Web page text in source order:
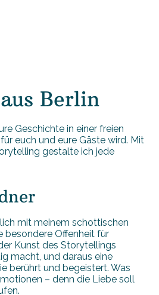
Berlin
Geschichte in einer freien
euch und eure Gäste wird. Mit
gestalte ich jede
mit meinem schottischen
besondere Offenheit für
Kunst des Storytellings
macht, und daraus eine
berührt und begeistert. Was
– denn die Liebe soll